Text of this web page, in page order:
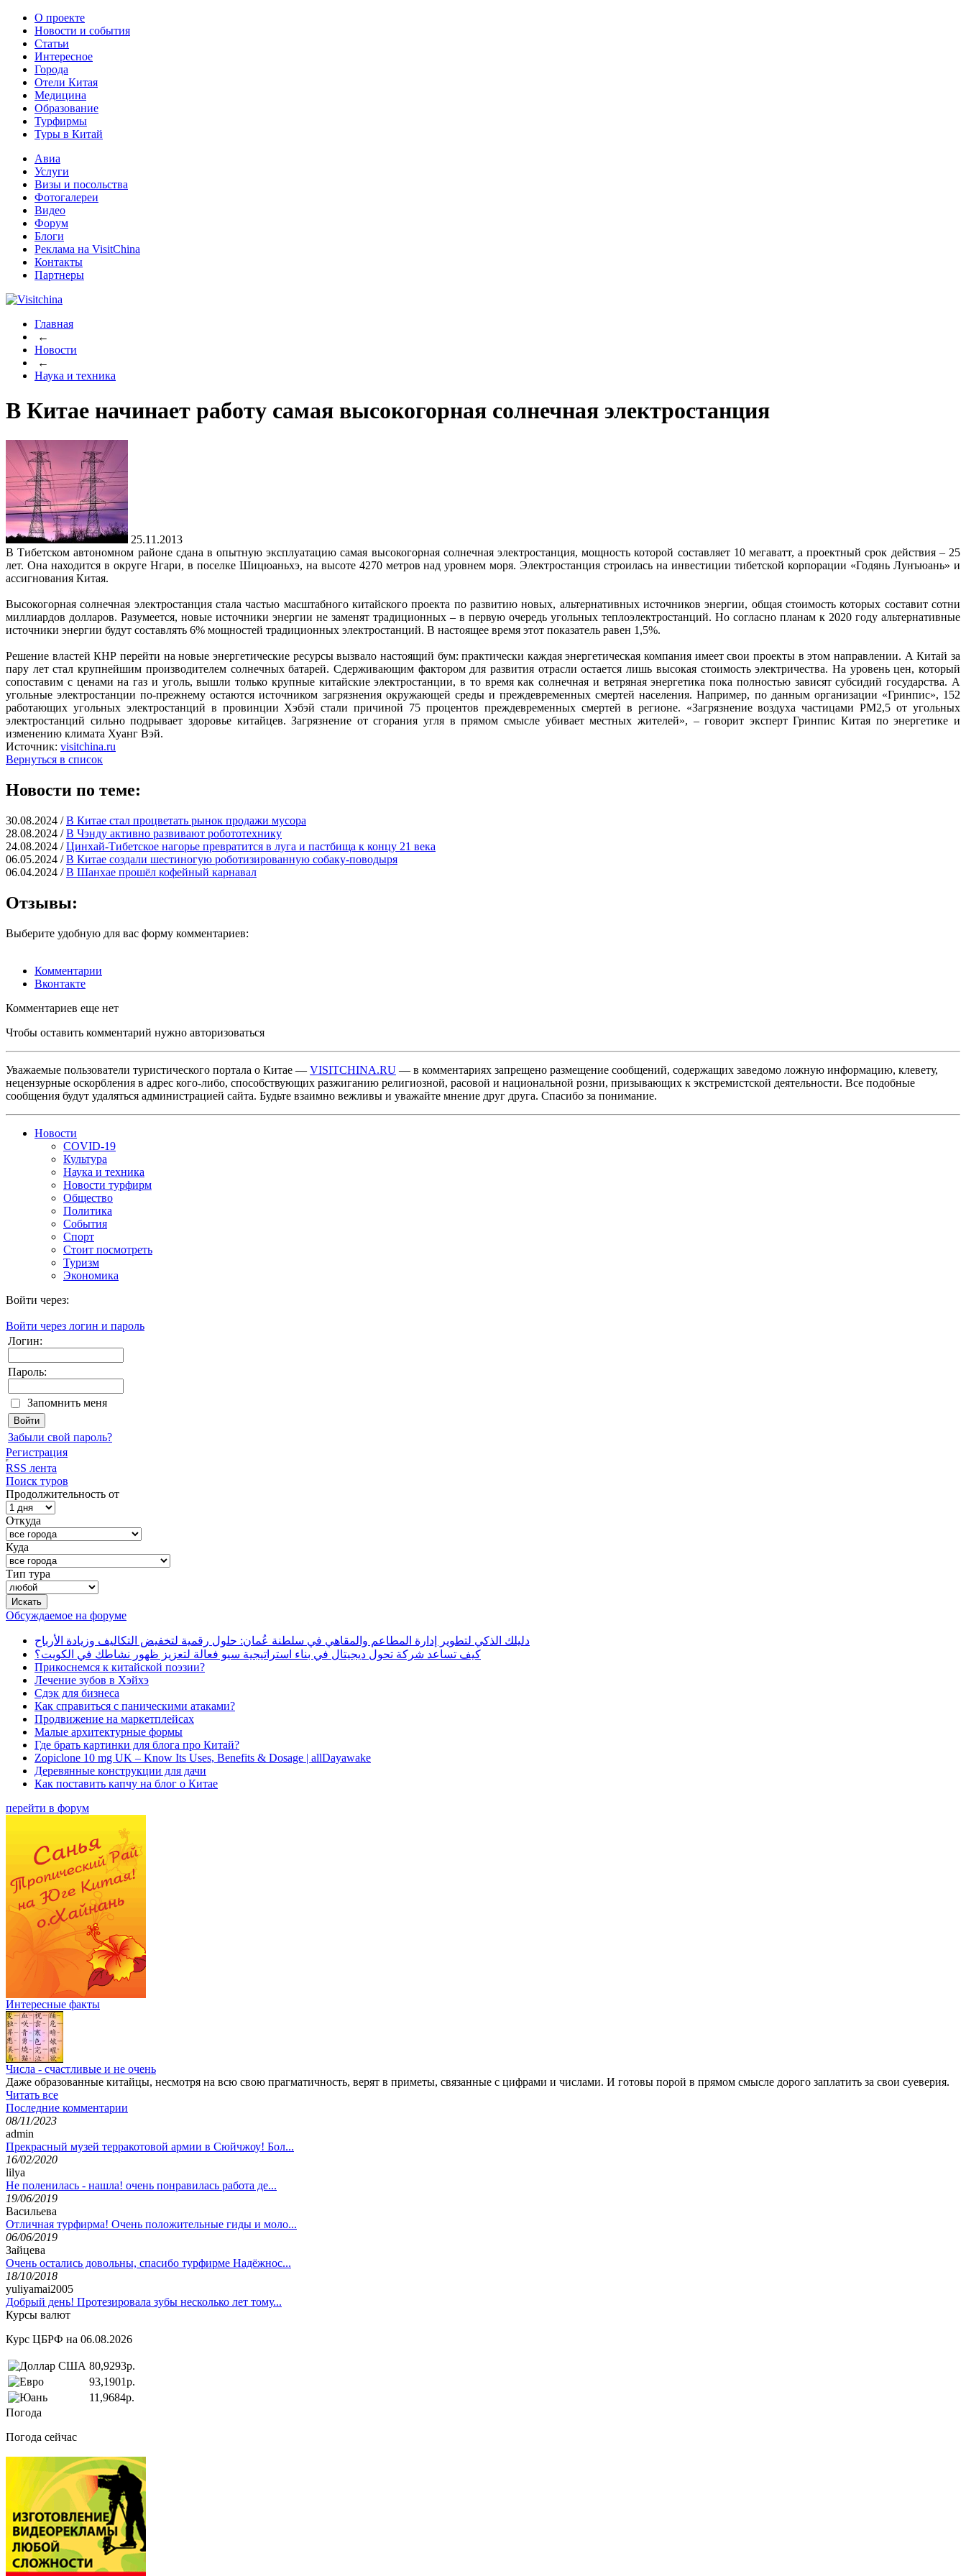
О проекте
Новости и события
Статьи
Интересное
Города
Отели Китая
Медицина
Образование
Турфирмы
Туры в Китай
Авиа
Услуги
Визы и посольства
Фотогалереи
Видео
Форум
Блоги
Реклама на VisitChina
Контакты
Партнеры
Главная
←
Новости
←
Наука и техника
В Китае начинает работу самая высокогорная солнечная электростанция
25.11.2013
В Тибетском автономном районе сдана в опытную эксплуатацию самая высокогорная солнечная электростанция, мощность которой составляет 10 мегаватт, а проектный срок действия – 25
лет. Она находится в округе Нгари, в поселке Шицюаньхэ, на высоте 4270 метров над уровнем моря. Электростанция строилась на инвестиции тибетской корпорации «Годянь Лунъюань» и
ассигнования Китая.
Высокогорная солнечная электростанция стала частью масштабного китайского проекта по развитию новых, альтернативных источников энергии, общая стоимость которых составит сотни
миллиардов долларов. Разумеется, новые источники энергии не заменят традиционных – в первую очередь угольных теплоэлектростанций. Но согласно планам к 2020 году альтернативные
источники энергии будут составлять 6% мощностей традиционных электростанций. В настоящее время этот показатель равен 1,5%.
Решение властей КНР перейти на новые энергетические ресурсы вызвало настоящий бум: практически каждая энергетическая компания имеет свои проекты в этом направлении. А Китай за
пару лет стал крупнейшим производителем солнечных батарей. Сдерживающим фактором для развития отрасли остается лишь высокая стоимость электричества. На уровень цен, который
сопоставим с ценами на газ и уголь, вышли только крупные китайские электростанции, в то время как солнечная и ветряная энергетика пока полностью зависят субсидий государства. А
угольные электростанции по-прежнему остаются источником загрязнения окружающей среды и преждевременных смертей населения. Например, по данным организации «Гринпис», 152
работающих угольных электростанций в провинции Хэбэй стали причиной 75 процентов преждевременных смертей в регионе. «Загрязнение воздуха частицами PM2,5 от угольных
электростанций сильно подрывает здоровье китайцев. Загрязнение от сгорания угля в прямом смысле убивает местных жителей», – говорит эксперт Гринпис Китая по энергетике и
изменению климата Хуанг Вэй.
Источник: visitchina.ru
Вернуться в список
Новости по теме:
30.08.2024 /В Китае стал процветать рынок продажи мусора
28.08.2024 /В Чэнду активно развивают робототехнику
24.08.2024 /Цинхай-Тибетское нагорье превратится в луга и пастбища к концу 21 века
06.05.2024 /В Китае создали шестиногую роботизированную собаку-поводыря
06.04.2024 /В Шанхае прошёл кофейный карнавал
Отзывы:
Выберите удобную для вас форму комментариев:
Комментарии
Вконтакте
Комментариев еще нет
Чтобы оставить комментарий нужно авторизоваться
Уважаемые пользователи туристического портала о Китае — VISITCHINA.RU — в комментариях запрещено размещение сообщений, содержащих заведомо ложную информацию, клевету,
нецензурные оскорбления в адрес кого-либо, способствующих разжиганию религиозной, расовой и национальной розни, призывающих к экстремистской деятельности. Все подобные
сообщения будут удаляться администрацией сайта. Будьте взаимно вежливы и уважайте мнение друг друга. Спасибо за понимание.
Новости
COVID-19
Культура
Наука и техника
Новости турфирм
Общество
Политика
События
Спорт
Стоит посмотреть
Туризм
Экономика
Войти через:
Войти через логин и пароль
Логин:
Пароль:
Запомнить меня
Забыли свой пароль?
Регистрация
RSS лента
Поиск туров
Продолжительность от
Откуда
Куда
Тип тура
Обсуждаемое на форуме
دليلك الذكي لتطوير إدارة المطاعم والمقاهي في سلطنة عُمان: حلول رقمية لتخفيض التكاليف وزيادة الأرباح
كيف تساعد شركة تحول ديجيتال في بناء استراتيجية سيو فعالة لتعزيز ظهور نشاطك في الكويت؟
Прикоснемся к китайской поэзии?
Лечение зубов в Хэйхэ
Сдэк для бизнеса
Как справиться с паническими атаками?
Продвижение на маркетплейсах
Малые архитектурные формы
Где брать картинки для блога про Китай?
Zopiclone 10 mg UK – Know Its Uses, Benefits & Dosage | allDayawake
Деревянные конструкции для дачи
Как поставить капчу на блог о Китае
перейти в форум
Интересные факты
Числа - счастливые и не очень
Даже образованные китайцы, несмотря на всю свою прагматичность, верят в приметы, связанные с цифрами и числами. И готовы порой в прямом смысле дорого заплатить за свои суеверия.
Читать все
Последние комментарии
08/11/2023
admin
Прекрасный музей терракотовой армии в Сюйчжоу! Бол...
16/02/2020
lilya
Не поленилась - нашла! очень понравилась работа де...
19/06/2019
Васильева
Отличная турфирма! Очень положительные гиды и моло...
06/06/2019
Зайцева
Очень остались довольны, спасибо турфирме Надёжнос...
18/10/2018
yuliyamai2005
Добрый день! Протезировала зубы несколько лет тому...
Курсы валют
Курс ЦБРФ на 06.08.2026
80,9293р.
93,1901р.
11,9684р.
Погода
Погода сейчас